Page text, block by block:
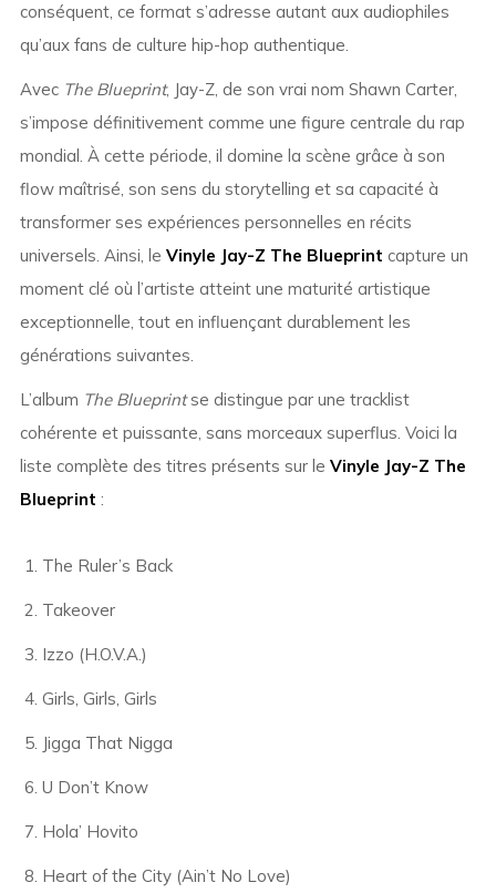
conséquent, ce format s’adresse autant aux audiophiles
qu’aux fans de culture hip-hop authentique.
Avec The Blueprint, Jay-Z, de son vrai nom Shawn Carter,
s’impose définitivement comme une figure centrale du rap
mondial. À cette période, il domine la scène grâce à son
flow maîtrisé, son sens du storytelling et sa capacité à
transformer ses expériences personnelles en récits
universels. Ainsi, le Vinyle Jay-Z The Blueprint capture un
moment clé où l’artiste atteint une maturité artistique
exceptionnelle, tout en influençant durablement les
générations suivantes.
L’album The Blueprintse distingue par une tracklist
cohérente et puissante, sans morceaux superflus. Voici la
liste complète des titres présents sur le Vinyle Jay-Z The
Blueprint :
The Ruler’s Back
Takeover
Izzo (H.O.V.A.)
Girls, Girls, Girls
Jigga That Nigga
U Don’t Know
Hola’ Hovito
Heart of the City (Ain’t No Love)